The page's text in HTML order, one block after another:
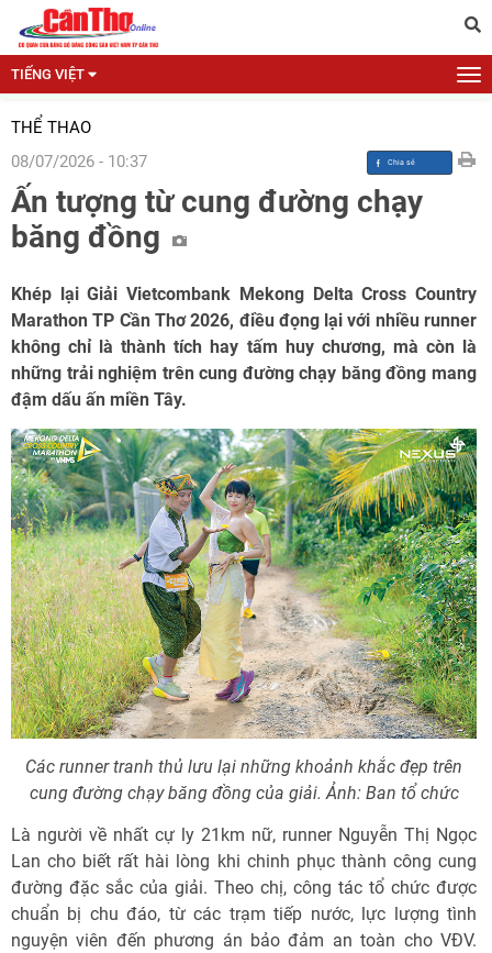
TIẾNG VIỆT
THỂ THAO
08/07/2026 - 10:37
Ấn tượng từ cung đường chạy
băng đồng
Khép lại Giải Vietcombank Mekong Delta Cross Country
Marathon TP Cần Thơ 2026, điều đọng lại với nhiều runner
không chỉ là thành tích hay tấm huy chương, mà còn là
những trải nghiệm trên cung đường chạy băng đồng mang
đậm dấu ấn miền Tây.
Các runner tranh thủ lưu lại những khoảnh khắc đẹp trên
cung đường chạy băng đồng của giải. Ảnh: Ban tổ chức
Là người về nhất cự ly 21km nữ, runner Nguyễn Thị Ngọc
Lan cho biết rất hài lòng khi chinh phục thành công cung
đường đặc sắc của giải. Theo chị, công tác tổ chức được
chuẩn bị chu đáo, từ các trạm tiếp nước, lực lượng tình
nguyện viên đến phương án bảo đảm an toàn cho VĐV.